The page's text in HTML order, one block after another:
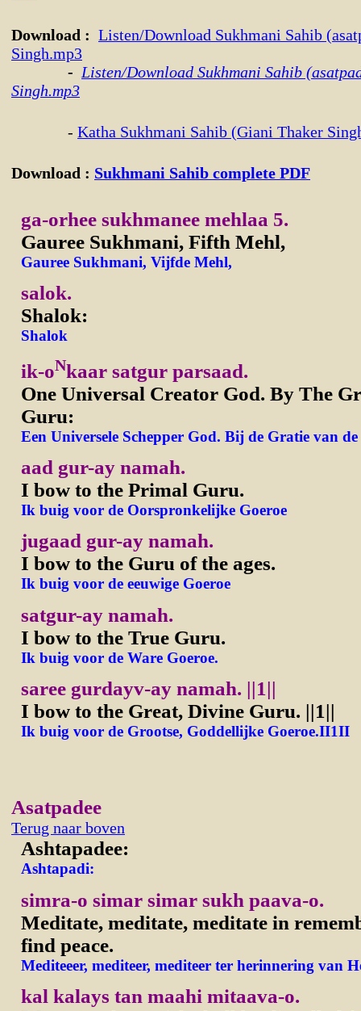
Download : Listen/Download Sukhmani Sahib
Singh.mp3
- Listen/Download Sukhmani Sahib
Singh.mp3
- Katha Sukhmani Sahib (Giani Thaker
Download : Sukhmani Sahib complete PDF
ga-orhee sukhmanee mehlaa 5.
Gauree Sukhmani, Fifth Mehl,
Gauree Sukhmani, Vijfde Mehl,
salok.
Shalok:
Shalok
ik-oNkaar satgur parsaad.
One Universal Creator God. By The
Guru:
Een Universele Schepper God. Bij de Gratie van
aad gur-ay namah.
I bow to the Primal Guru.
Ik buig voor de Oorspronkelijke Goeroe
jugaad gur-ay namah.
I bow to the Guru of the ages.
Ik buig voor de eeuwige Goeroe
satgur-ay namah.
I bow to the True Guru.
Ik buig voor de Ware Goeroe.
saree gurdayv-ay namah. ||1||
I bow to the Great, Divine Guru. ||1||
Ik buig voor de Grootse, Goddellijke Goeroe.II1II
Asatpadee
Terug naar boven
Ashtapadee:
Ashtapadi:
simra-o simar simar sukh paava-o.
Meditate, meditate, meditate in
find peace.
Mediteeer, mediteer, mediteer ter herinnering van
kal kalays tan maahi mitaava-o.